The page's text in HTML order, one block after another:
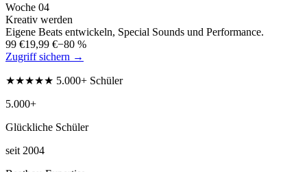
Woche 04
Kreativ werden
Eigene Beats entwickeln, Special Sounds und Performance.
99 €19,99 €−80 %
Zugriff sichern →
★★★★★ 5.000+ Schüler
5.000+
Glückliche Schüler
seit 2004